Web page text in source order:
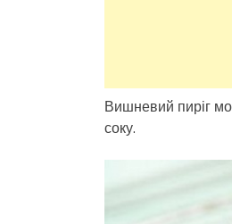
Вишневий пиріг
соку.